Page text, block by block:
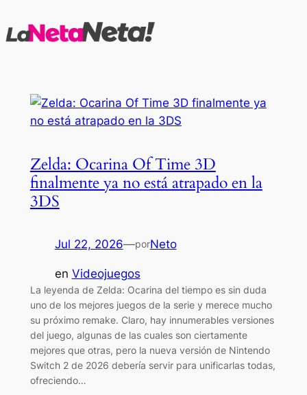
al
Zelda: Ocarina Of Time 3D
finalmente ya no está atrapado en la
3DS
Jul 22, 2026—porNeto
en Videojuegos
La leyenda de Zelda: Ocarina del tiempo es sin duda
uno de los mejores juegos de la serie y merece mucho
su próximo remake. Claro, hay innumerables versiones
del juego, algunas de las cuales son ciertamente
mejores que otras, pero la nueva versión de Nintendo
Switch 2 de 2026 debería servir para unificarlas todas,
ofreciendo…